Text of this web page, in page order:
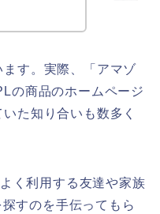
す。実際、「アマゾ
の商品のホームページ
た知り合いも数多く
く利用する友達や家族
すのを手伝ってもら